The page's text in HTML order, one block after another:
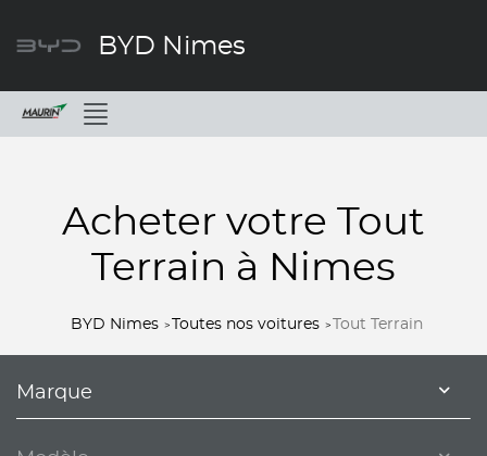
BYD Nimes
Menu
Acheter votre Tout
Terrain à Nimes
BYD Nimes Toutes nos voitures Tout Terrain
Marque